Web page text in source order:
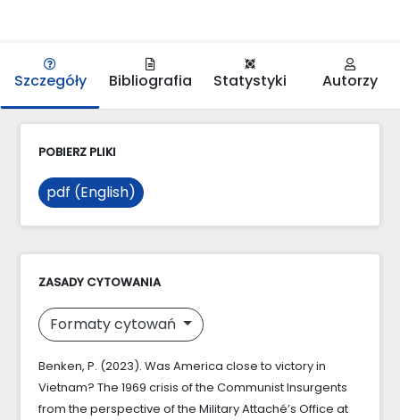
Szczegóły Bibliografia Statystyki Autorzy
POBIERZ PLIKI
pdf (English)
ZASADY CYTOWANIA
Formaty cytowań
Benken, P. (2023). Was America close to victory in
Vietnam? The 1969 crisis of the Communist Insurgents
from the perspective of the Military Attaché’s Office at